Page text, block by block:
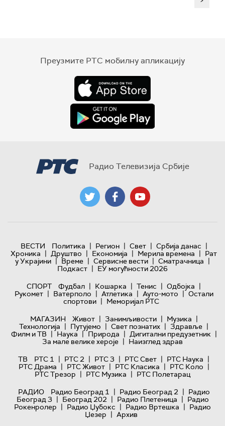
Преузмите РТС мобилну апликацију
Радио Телевизија Србије
ВЕСТИ Политика | Регион | Свет | Србија данас |
Хроника | Друштво | Економија | Мерила времена | Рат
у Украјини | Време | Сервисне вести | Сматрачница |
Подкаст | ЕУ могућности 2026
СПОРТ
Фудбал | Кошарка | Тенис | Одбојка |
Рукомет | Ватерполо | Атлетика | Ауто-мото | Остали
спортови | Меморијал РТС
МАГАЗИН
Живот | Занимљивости | Музика |
Технологијa | Путујемо | Свет познатих | Здравље |
Филм и ТВ | Наука | Природа | Дигитални предузетник |
За мале велике хероје | Наизглед здрав
ТВ
РТС 1 | РТС 2 | РТС 3 | РТС Свет | РТС Наука |
РТС Драма | РТС Живот | РТС Класика | РТС Коло |
РТС Трезор | РТС Музика | РТС Полетарац
РАДИО
Радио Београд 1 | Радио Београд 2 | Радио
Београд 3 | Београд 202 | Радио Плетеница | Радио
Рокенролер | Радио Џубокс | Радио Вртешка | Радио
Џезер | Архив